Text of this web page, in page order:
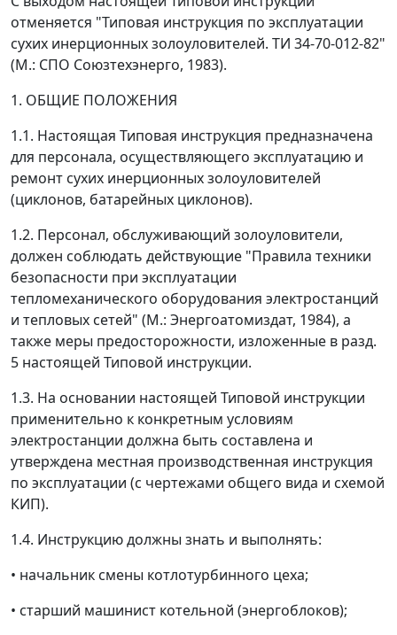
отменяется "Типовая инструкция по эксплуатации
сухих инерционных золоуловителей. ТИ 34-70-012-82"
(М.: СПО Союзтехэнерго, 1983).
1. ОБЩИЕ ПОЛОЖЕНИЯ
1.1. Настоящая Типовая инструкция предназначена
для персонала, осуществляющего эксплуатацию и
ремонт сухих инерционных золоуловителей
(циклонов, батарейных циклонов).
1.2. Персонал, обслуживающий золоуловители,
должен соблюдать действующие "Правила техники
безопасности при эксплуатации
тепломеханического оборудования электростанций
и тепловых сетей" (М.: Энергоатомиздат, 1984), а
также меры предосторожности, изложенные в разд.
5 настоящей Типовой инструкции.
1.3. На основании настоящей Типовой инструкции
применительно к конкретным условиям
электростанции должна быть составлена и
утверждена местная производственная инструкция
по эксплуатации (с чертежами общего вида и схемой
КИП).
1.4. Инструкцию должны знать и выполнять:
• начальник смены котлотурбинного цеха;
• старший машинист котельной (энергоблоков);